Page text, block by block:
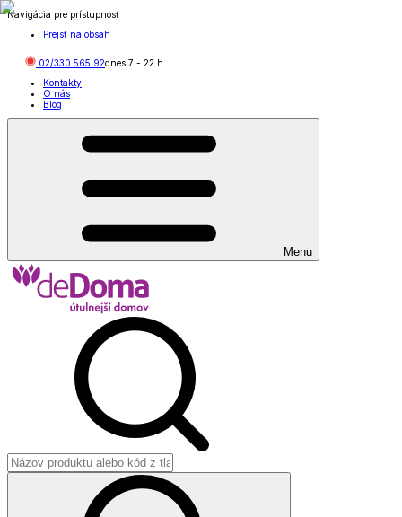
Navigácia pre prístupnosť
Prejsť na obsah
02/330 565 92dnes 7 - 22 h
Kontakty
O nás
Blog
Menu